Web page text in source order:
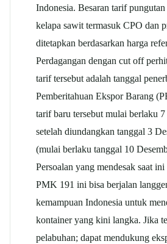
Indonesia. Besaran tarif
kelapa sawit termasuk CPO dan
ditetapkan berdasarkan harga
Perdagangan dengan cut off
tarif tersebut adalah tanggal
Pemberitahuan Ekspor Barang
tarif baru tersebut mulai berlaku
setelah diundangkan tanggal 3
(mulai berlaku tanggal 10
Persoalan yang mendesak saat
PMK 191 ini bisa berjalan
kemampuan Indonesia untuk
kontainer yang kini langka. Jika
pelabuhan; dapat mendukung